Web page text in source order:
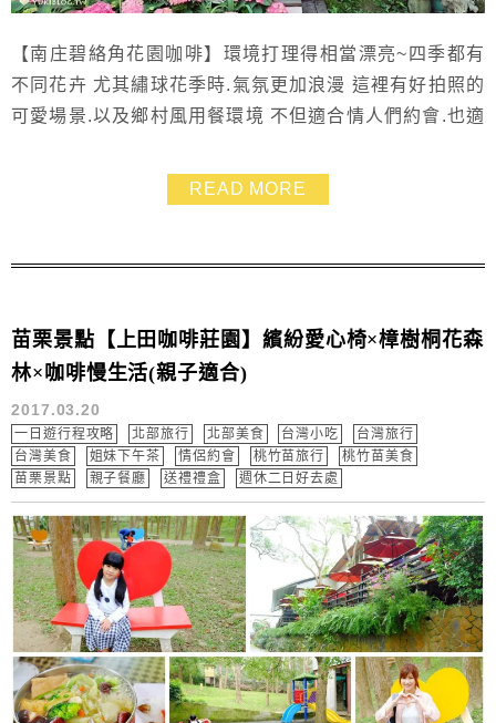
【南庄碧絡角花園咖啡】環境打理得相當漂亮~四季都有
不同花卉 尤其繡球花季時.氣氛更加浪漫 這裡有好拍照的
可愛場景.以及鄉村風用餐環境 不但適合情人們約會.也適
嘟兔子滿場跑 幸運的話可以看到好幾隻.見到他們時都覺
得超驚喜❤ ＊繡球花有固定花期．不同的花期園區會有不
READ MORE
苗栗景點【上田咖啡莊園】繽紛愛心椅×樟樹桐花森
林×咖啡慢生活(親子適合)
2017.03.20
一日遊行程攻略 北部旅行 北部美食 台灣小吃
台灣旅行
台灣美食
姐妹下午茶 情侶約會 桃竹苗旅行
桃竹苗美食
苗栗景點
親子餐廳 送禮禮盒 週休二日好去處